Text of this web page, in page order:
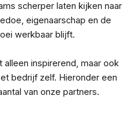
scherper laten kijken naar
eigenaarschap en de
werkbaar blijft.
alleen inspirerend, maar ook
bedrijf zelf. Hieronder een
van onze partners.